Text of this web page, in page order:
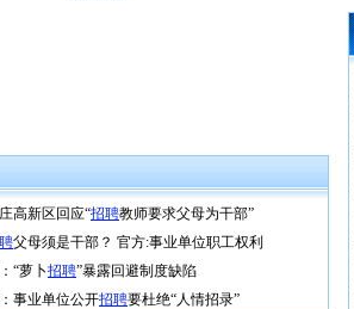
高新区回应“招聘教师要求父母为干部”
父母须是干部？ 官方:事业单位职工权利
“萝卜招聘”暴露回避制度缺陷
事业单位公开招聘要杜绝“人情招录”